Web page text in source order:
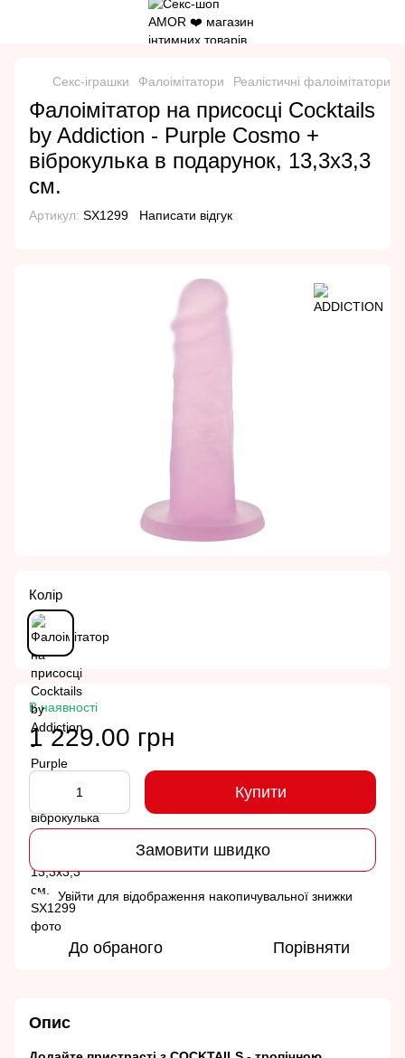
Секс-іграшки Фалоімітатори Реалістичні фалоімітатори
Фалоімітатор на присосці Cocktails
by Addiction - Purple Cosmo +
віброкулька в подарунок, 13,3х3,3
см.
Артикул: SX1299 Написати відгук
Колір
В наявності
1 229.00 грн
Купити
Замовити швидко
% Увійти для відображення накопичувальної знижки
До обраного Порівняти
Опис